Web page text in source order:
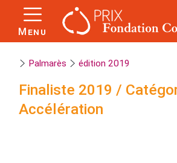
au
contenu
Menu
Palmarès édition 2019
Finaliste 2019 /
Accélération
Panneau de gestion des cookies